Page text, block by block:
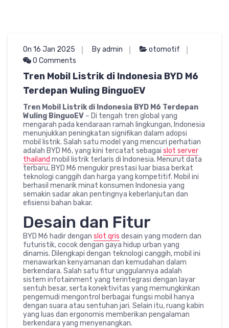
On 16 Jan 2025 By admin
otomotif
0 Comments
Tren Mobil Listrik di Indonesia BYD M6
Terdepan Wuling BinguoEV
Tren Mobil Listrik di Indonesia BYD M6 Terdepan
Wuling BinguoEV – Di tengah tren global yang
mengarah pada kendaraan ramah lingkungan, Indonesia
menunjukkan peningkatan signifikan dalam adopsi
mobil listrik. Salah satu model yang mencuri perhatian
adalah BYD M6, yang kini tercatat sebagai slot server
thailand mobil listrik terlaris di Indonesia. Menurut data
terbaru, BYD M6 mengukir prestasi luar biasa berkat
teknologi canggih dan harga yang kompetitif. Mobil ini
berhasil menarik minat konsumen Indonesia yang
semakin sadar akan pentingnya keberlanjutan dan
efisiensi bahan bakar.
Desain dan Fitur
BYD M6 hadir dengan slot qris desain yang modern dan
futuristik, cocok dengan gaya hidup urban yang
dinamis. Dilengkapi dengan teknologi canggih, mobil ini
menawarkan kenyamanan dan kemudahan dalam
berkendara. Salah satu fitur unggulannya adalah
sistem infotainment yang terintegrasi dengan layar
sentuh besar, serta konektivitas yang memungkinkan
pengemudi mengontrol berbagai fungsi mobil hanya
dengan suara atau sentuhan jari. Selain itu, ruang kabin
yang luas dan ergonomis memberikan pengalaman
berkendara yang menyenangkan.